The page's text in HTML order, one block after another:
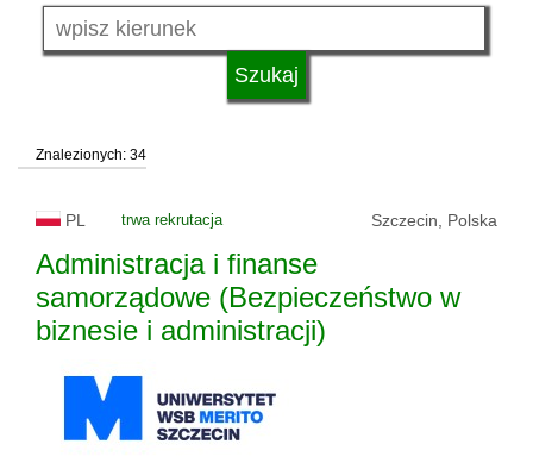
system studiów
status uczelni
Znalezionych: 34
PL trwa rekrutacja Szczecin, Polska
Administracja i finanse
samorządowe (Bezpieczeństwo w
biznesie i administracji)